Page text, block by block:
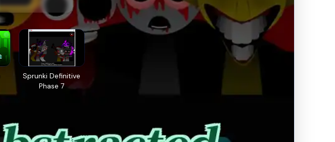
Sprunki Definitive
Phase 7